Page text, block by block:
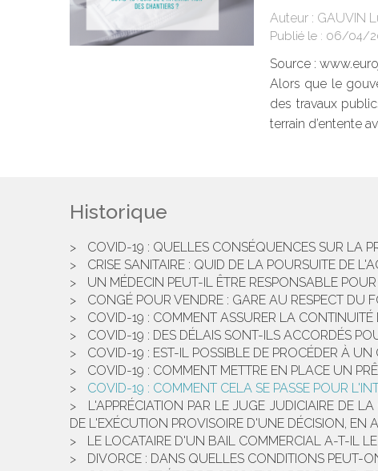
Auteur : GAUVIN
Publié le : 06/04/
Source :
Alors que le
des travaux
terrain d’entente
Historique
COVID-19 : QUELLES CONSÉQUENCES SUR LA
CRISE SANITAIRE : QUID DE LA POURSUITE DE
UN MÉDECIN PEUT-IL ÊTRE RESPONSABLE
CONGÉ POUR VENDRE : GARE AU RESPECT DU
COVID-19 : COMMENT ASSURER LA
COVID-19 : DES DÉLAIS SONT-ILS ACCORDÉS
COVID-19 : EST-IL POSSIBLE DE PROCÉDER À
COVID-19 : COMMENT METTRE EN PLACE UN
COVID-19 : COMMENT CELA SE PASSE POUR
L'APPRÉCIATION PAR LE JUGE JUDICIAIRE DE
DE L'EXÉCUTION PROVISOIRE D'UNE DÉCISION,
LE LOCATAIRE D'UN BAIL COMMERCIAL A-T-IL
DIVORCE : DANS QUELLES CONDITIONS PEUT-